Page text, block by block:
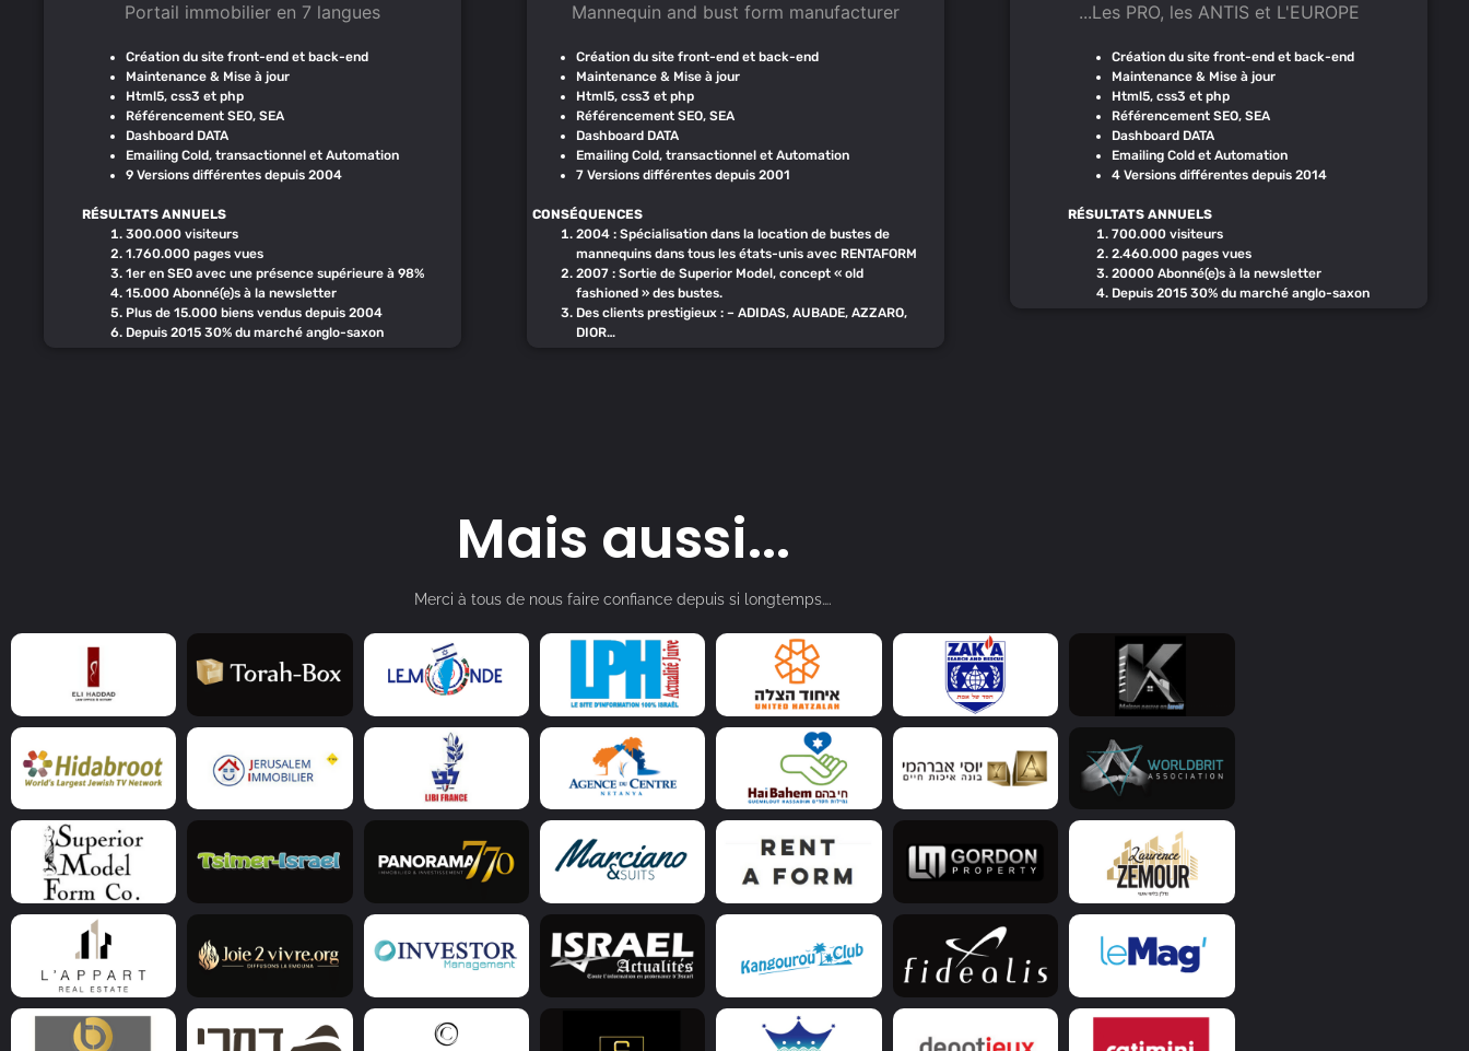
Portail immobilier en 7 langues
Création du site front-end et back-end
Maintenance & Mise à jour
Html5, css3 et php
Référencement SEO, SEA
Dashboard DATA
Emailing Cold, transactionnel et Automation
9 Versions différentes depuis 2004
RÉSULTATS ANNUELS
300.000 visiteurs
1.760.000 pages vues
1er en SEO avec une présence supérieure à 98%
15.000 Abonné(e)s à la newsletter
Plus de 15.000 biens vendus depuis 2004
Depuis 2015 30% du marché anglo-saxon
Mannequin and bust form manufacturer
Création du site front-end et back-end
Maintenance & Mise à jour
Html5, css3 et php
Référencement SEO, SEA
Dashboard DATA
Emailing Cold, transactionnel et Automation
7 Versions différentes depuis 2001
CONSÉQUENCES
2004 : Spécialisation dans la location de bustes de
mannequins dans tous les états-unis avec RENTAFORM
2007 : Sortie de Superior Model, concept « old
fashioned » des bustes.
Des clients prestigieux : – ADIDAS, AUBADE, AZZARO,
DIOR…
...Les PRO, les ANTIS et L'EUROPE
Création du site front-end et back-end
Maintenance & Mise à jour
Html5, css3 et php
Référencement SEO, SEA
Dashboard DATA
Emailing Cold et Automation
4 Versions différentes depuis 2014
RÉSULTATS ANNUELS
700.000 visiteurs
2.460.000 pages vues
20000 Abonné(e)s à la newsletter
Depuis 2015 30% du marché anglo-saxon
Mais aussi...
Merci à tous de nous faire confiance depuis si longtemps….